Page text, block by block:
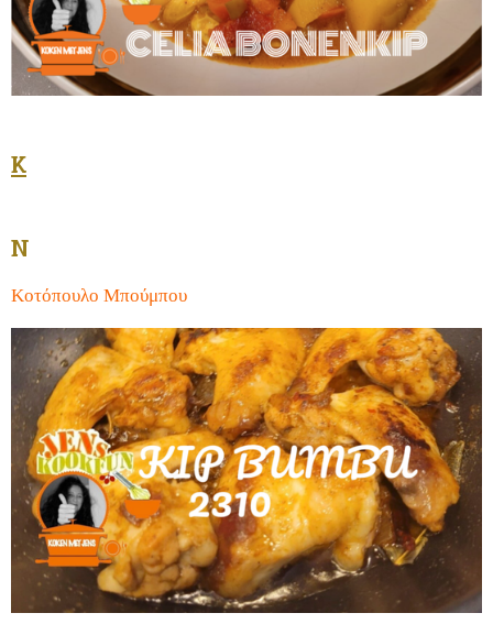
K
N
Κοτόπουλο Μπούμπου